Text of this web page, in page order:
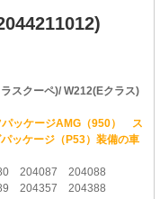
スクーペ)/ W212(Eクラス)
パッケージAMG（950） ス
ッケージ（P53）装備の車
204087 204088
204357 204388